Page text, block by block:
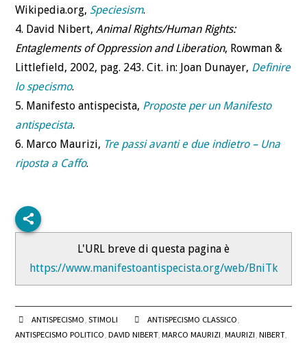
Wikipedia.org, Speciesism.
4. David Nibert,Animal Rights/Human Rights:
Entaglements of Oppression and Liberation, Rowman &
Littlefield, 2002, pag. 243. Cit. in: Joan Dunayer, Definire
lo specismo.
5. Manifesto antispecista, Proposte per un Manifesto
antispecista.
6. Marco Maurizi, Tre passi avanti e due indietro – Una
riposta a Caffo.
L'URL breve di questa pagina è
https://www.manifestoantispecista.org/web/BniTk
ANTISPECISMO STIMOLI ANTISPECISMO CLASSICO
ANTISPECISMO POLITICO ,DAVID NIBERT,MARCO MAURIZI ,MAURIZI ,NIBERT,